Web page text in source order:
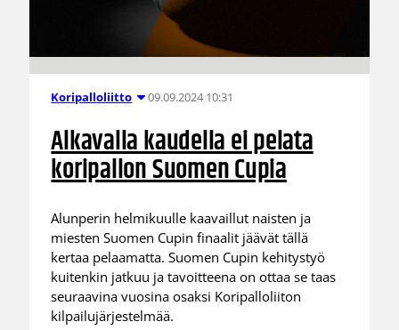
Koripalloliitto 09.09.2024 10:31
Alkavalla kaudella ei pelata
koripallon Suomen Cupia
Alunperin helmikuulle kaavaillut naisten ja
miesten Suomen Cupin finaalit jäävät tällä
kertaa pelaamatta. Suomen Cupin kehitystyö
kuitenkin jatkuu ja tavoitteena on ottaa se taas
seuraavina vuosina osaksi Koripalloliiton
kilpailujärjestelmää.